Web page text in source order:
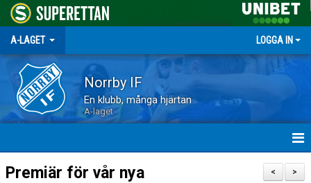
A-LAGET LOGGA IN
Norrby IF
En klubb, många hjärtan
A-laget
HEM
>
<
Premiär för vår nya